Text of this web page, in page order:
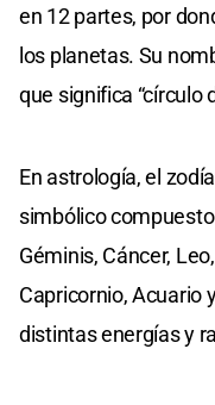
en 12 partes, por
los planetas. Su
que significa “círculo
En astrología, el
simbólico
Géminis, Cáncer,
Capricornio, Acuario
distintas energías y